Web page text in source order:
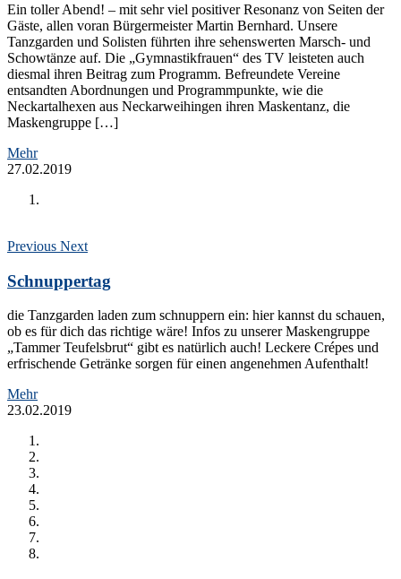
Ein toller Abend! – mit sehr viel positiver Resonanz von Seiten der
Gäste, allen voran Bürgermeister Martin Bernhard. Unsere
Tanzgarden und Solisten führten ihre sehenswerten Marsch- und
Schowtänze auf. Die „Gymnastikfrauen“ des TV leisteten auch
diesmal ihren Beitrag zum Programm. Befreundete Vereine
entsandten Abordnungen und Programmpunkte, wie die
Neckartalhexen aus Neckarweihingen ihren Maskentanz, die
Maskengruppe […]
Mehr
27.02.2019
Previous Next
Schnuppertag
die Tanzgarden laden zum schnuppern ein: hier kannst du schauen,
ob es für dich das richtige wäre! Infos zu unserer Maskengruppe
„Tammer Teufelsbrut“ gibt es natürlich auch! Leckere Crépes und
erfrischende Getränke sorgen für einen angenehmen Aufenthalt!
Mehr
23.02.2019